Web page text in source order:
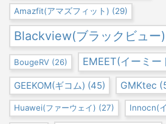
Amazfit(アマズフィット) (29)
Blackview(ブラックビュー)
BougeRV (26) EMEET(イーミー
GEEKOM(ギコム) (45) GMKtec
Huawei(ファーウェイ) (27) Innocn(